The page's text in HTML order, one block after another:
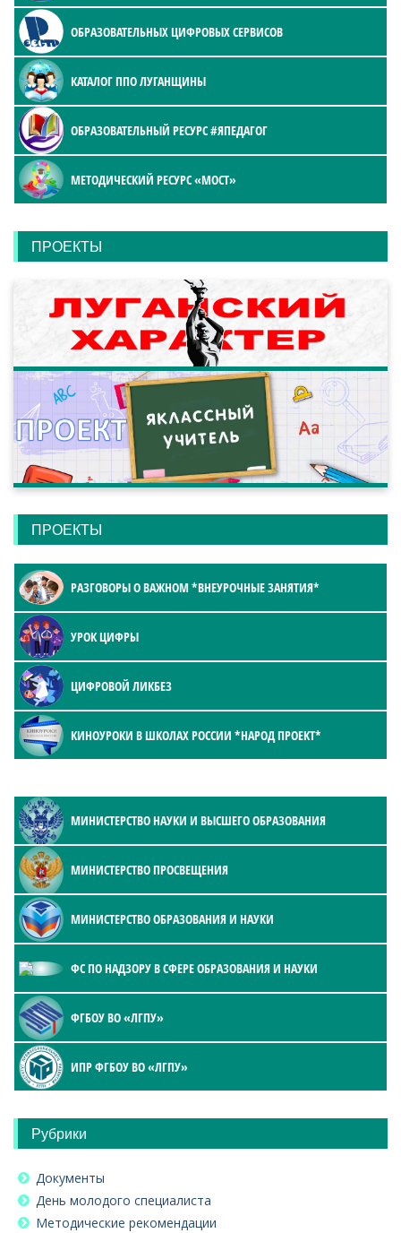
ОБРАЗОВАТЕЛЬНЫХ ЦИФРОВЫХ СЕРВИСОВ
КАТАЛОГ ППО ЛУГАНЩИНЫ
ОБРАЗОВАТЕЛЬНЫЙ РЕСУРС #ЯПЕДАГОГ
МЕТОДИЧЕСКИЙ РЕСУРС «МОСТ»
ПРОЕКТЫ
ПРОЕКТЫ
РАЗГОВОРЫ О ВАЖНОМ *ВНЕУРОЧНЫЕ ЗАНЯТИЯ*
УРОК ЦИФРЫ
ЦИФРОВОЙ ЛИКБЕЗ
КИНОУРОКИ В ШКОЛАХ РОССИИ *НАРОД ПРОЕКТ*
МИНИСТЕРСТВО НАУКИ И ВЫСШЕГО ОБРАЗОВАНИЯ
МИНИСТЕРСТВО ПРОСВЕЩЕНИЯ
МИНИСТЕРСТВО ОБРАЗОВАНИЯ И НАУКИ
ФС ПО НАДЗОРУ В СФЕРЕ ОБРАЗОВАНИЯ И НАУКИ
ФГБОУ ВО «ЛГПУ»
ИПР ФГБОУ ВО «ЛГПУ»
Рубрики
Документы
День молодого специалиста
Методические рекомендации